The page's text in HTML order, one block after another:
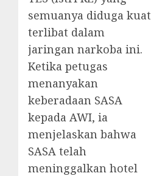
semuanya diduga kuat
terlibat dalam
jaringan narkoba ini.
Ketika petugas
menanyakan
keberadaan SASA
kepada AWI, ia
menjelaskan bahwa
SASA telah
meninggalkan hotel